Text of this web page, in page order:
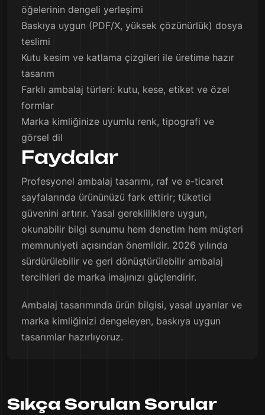
öğelerinin dengeli yerleşimi
Baskıya uygun (PDF/X, yüksek çözünürlük) dosya
teslimi
Kutu kesim ve katlama çizgileri ile üretime hazır
tasarım
Farklı ambalaj türleri: kutu, kese, etiket ve özel
formlar
Marka kimliğinize uyumlu renk, tipografi ve
görsel dil
Faydalar
Profesyonel ambalaj tasarımı, raf ve e-ticaret
sayfalarında ürününüzü fark ettirir; tüketici
güvenini artırır. Yasal gerekliliklere uygun,
okunabilir bilgi sunumu hem denetim hem müşteri
memnuniyeti açısından önemlidir. 2026 yılında
sürdürülebilir ve geri dönüştürülebilir ambalaj
tercihleri de marka imajınızı güçlendirir.
Ambalaj tasarımında ürün bilgisi, yasal uyarılar ve
marka kimliğinizi dengeleyen, baskıya uygun
tasarımlar hazırlıyoruz.
Sıkça Sorulan Sorular